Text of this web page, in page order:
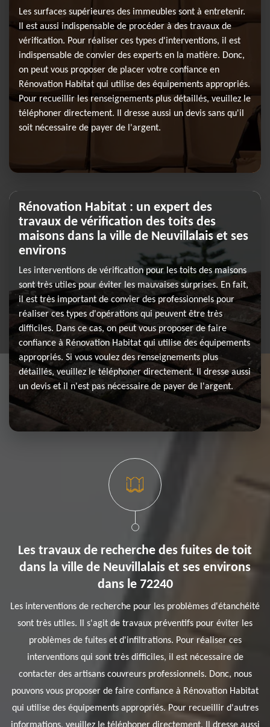
Les surfaces supérieures des immeubles sont à entretenir.
Il est aussi indispensable de procéder à des travaux de
vérification. Pour réaliser ces types d'interventions, il est
indispensable de convier des experts en la matière. Donc,
on peut vous proposer de placer votre confiance en
Rénovation Habitat qui utilise des équipements appropriés.
Pour recueillir les renseignements plus détaillés, veuillez le
téléphoner directement. Il dresse aussi un devis sans qu'il
soit nécessaire de payer de l'argent.
Rénovation Habitat : un expert des
travaux de vérification des toits des
maisons dans la ville de Neuvillalais et ses
environs
Les interventions de vérification pour les toits des maisons
sont très utiles pour éviter les mauvaises surprises. En fait,
il est très important de convier des professionnels pour
réaliser ces types d'opérations qui peuvent être très
difficiles. Dans ce cas, on peut vous proposer de faire
confiance à Rénovation Habitat qui utilise des équipements
appropriés. Si vous voulez des renseignements plus
détaillés, veuillez le téléphoner directement. Il dresse aussi
un devis et il n'est pas nécessaire de payer de l'argent.
Les travaux de recherche des fuites de toit
dans la ville de Neuvillalais et ses environs
dans le 72240
Les interventions de recherche pour les problèmes d'étanchéité
sont très utiles. Il s'agit de travaux préventifs pour éviter les
problèmes de fuites et d'infiltrations. Pour réaliser ces
interventions qui sont très difficiles, il est nécessaire de
contacter des artisans couvreurs professionnels. Donc, nous
pouvons vous proposer de faire confiance à Rénovation Habitat
qui utilise des équipements appropriés. Pour recueillir d'autres